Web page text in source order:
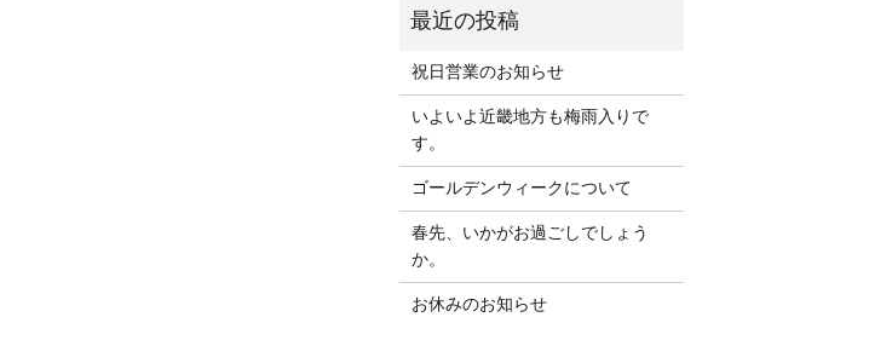
祝日営業のお知らせ
いよいよ近畿地方も梅雨入りで
す。
ゴールデンウィークについて
春先、いかがお過ごしでしょう
か。
お休みのお知らせ